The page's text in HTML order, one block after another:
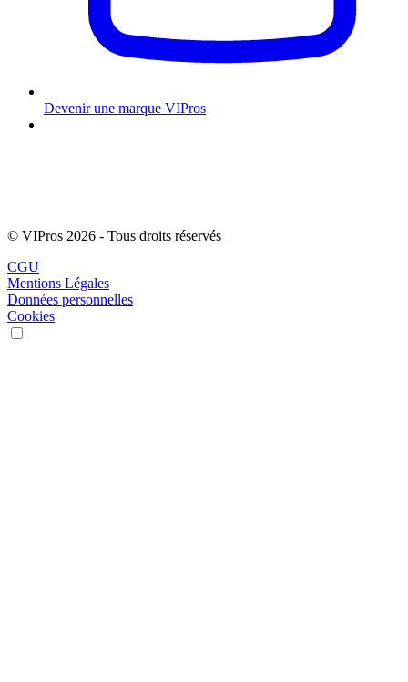
Devenir une marque VIPros
© VIPros 2026 - Tous droits réservés
CGU
Mentions Légales
Données personnelles
Cookies